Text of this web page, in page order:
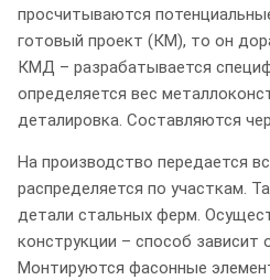
просчитываются
готовый проект (КМ), то он
КМД – разрабатывается
определяется вес
деталировка. Составляются
На производство передается
распределяется по участкам.
детали стальных ферм.
конструкции – способ зависит
Монтируются фасонные